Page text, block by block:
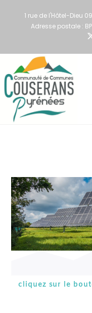
1 rue de l'Hôtel-Dieu
Adresse postale :
cliquez sur le